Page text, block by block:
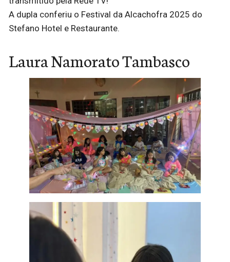
A dupla conferiu o Festival da Alcachofra 2025 do
Stefano Hotel e Restaurante.
Laura Namorato Tambasco